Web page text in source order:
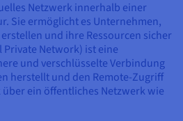
Netzwerk innerhalb einer
Sie ermöglicht es Unternehmen,
und ihre Ressourcen sicher
Private Network) ist eine
und verschlüsselte Verbindung
herstellt und den Remote-Zugriff
ein öffentliches Netzwerk wie